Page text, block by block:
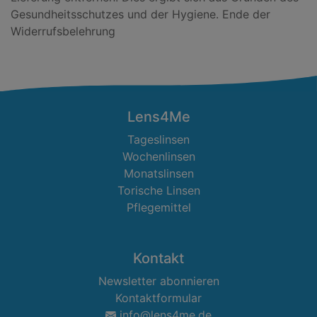
Gesundheitsschutzes und der Hygiene. Ende der
Widerrufsbelehrung
Lens4Me
Tageslinsen
Wochenlinsen
Monatslinsen
Torische Linsen
Pflegemittel
Kontakt
Newsletter abonnieren
Kontaktformular